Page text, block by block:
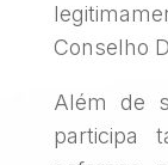
Conselho
Além de
participa